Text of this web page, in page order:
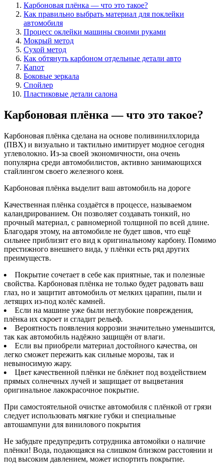
Карбоновая плёнка — что это такое?
Как правильно выбрать материал для поклейки
автомобиля
Процесс оклейки машины своими руками
Мокрый метод
Сухой метод
Как обтянуть карбоном отдельные детали авто
Капот
Боковые зеркала
Спойлер
Пластиковые детали салона
Карбоновая плёнка — что это такое?
Карбоновая плёнка сделана на основе поливинилхлорида
(ПВХ) и визуально и тактильно имитирует модное сегодня
углеволокно. Из-за своей экономичности, она очень
популярна среди автомобилистов, активно занимающихся
стайлингом своего железного коня.
Карбоновая плёнка выделит ваш автомобиль на дороге
Качественная плёнка создаётся в процессе, называемом
каландрированием. Он позволяет создавать тонкий, но
прочный материал, с равномерной толщиной по всей длине.
Благодаря этому, на автомобиле не будет швов, что ещё
сильнее приблизит его вид к оригинальному карбону. Помимо
престижного внешнего вида, у плёнки есть ряд других
преимуществ.
Покрытие сочетает в себе как приятные, так и полезные
свойства. Карбоновая плёнка не только будет радовать ваш
глаз, но и защитит автомобиль от мелких царапин, пыли и
летящих из-под колёс камней.
Если на машине уже были неглубокие повреждения,
плёнка их скроет и сгладит рельеф.
Вероятность появления коррозии значительно уменьшится,
так как автомобиль надёжно защищён от влаги.
Если вы приобрели материал достойного качества, он
легко сможет пережить как сильные морозы, так и
невыносимую жару.
Цвет качественной плёнки не блёкнет под воздействием
прямых солнечных лучей и защищает от выцветания
оригинальное лакокрасочное покрытие.
При самостоятельной очистке автомобиля с плёнкой от грязи
следует использовать мягкие губки и специальные
автошампуни для винилового покрытия
Не забудьте предупредить сотрудника автомойки о наличие
плёнки! Вода, подающаяся на слишком близком расстоянии и
под высоким давлением, может испортить покрытие.